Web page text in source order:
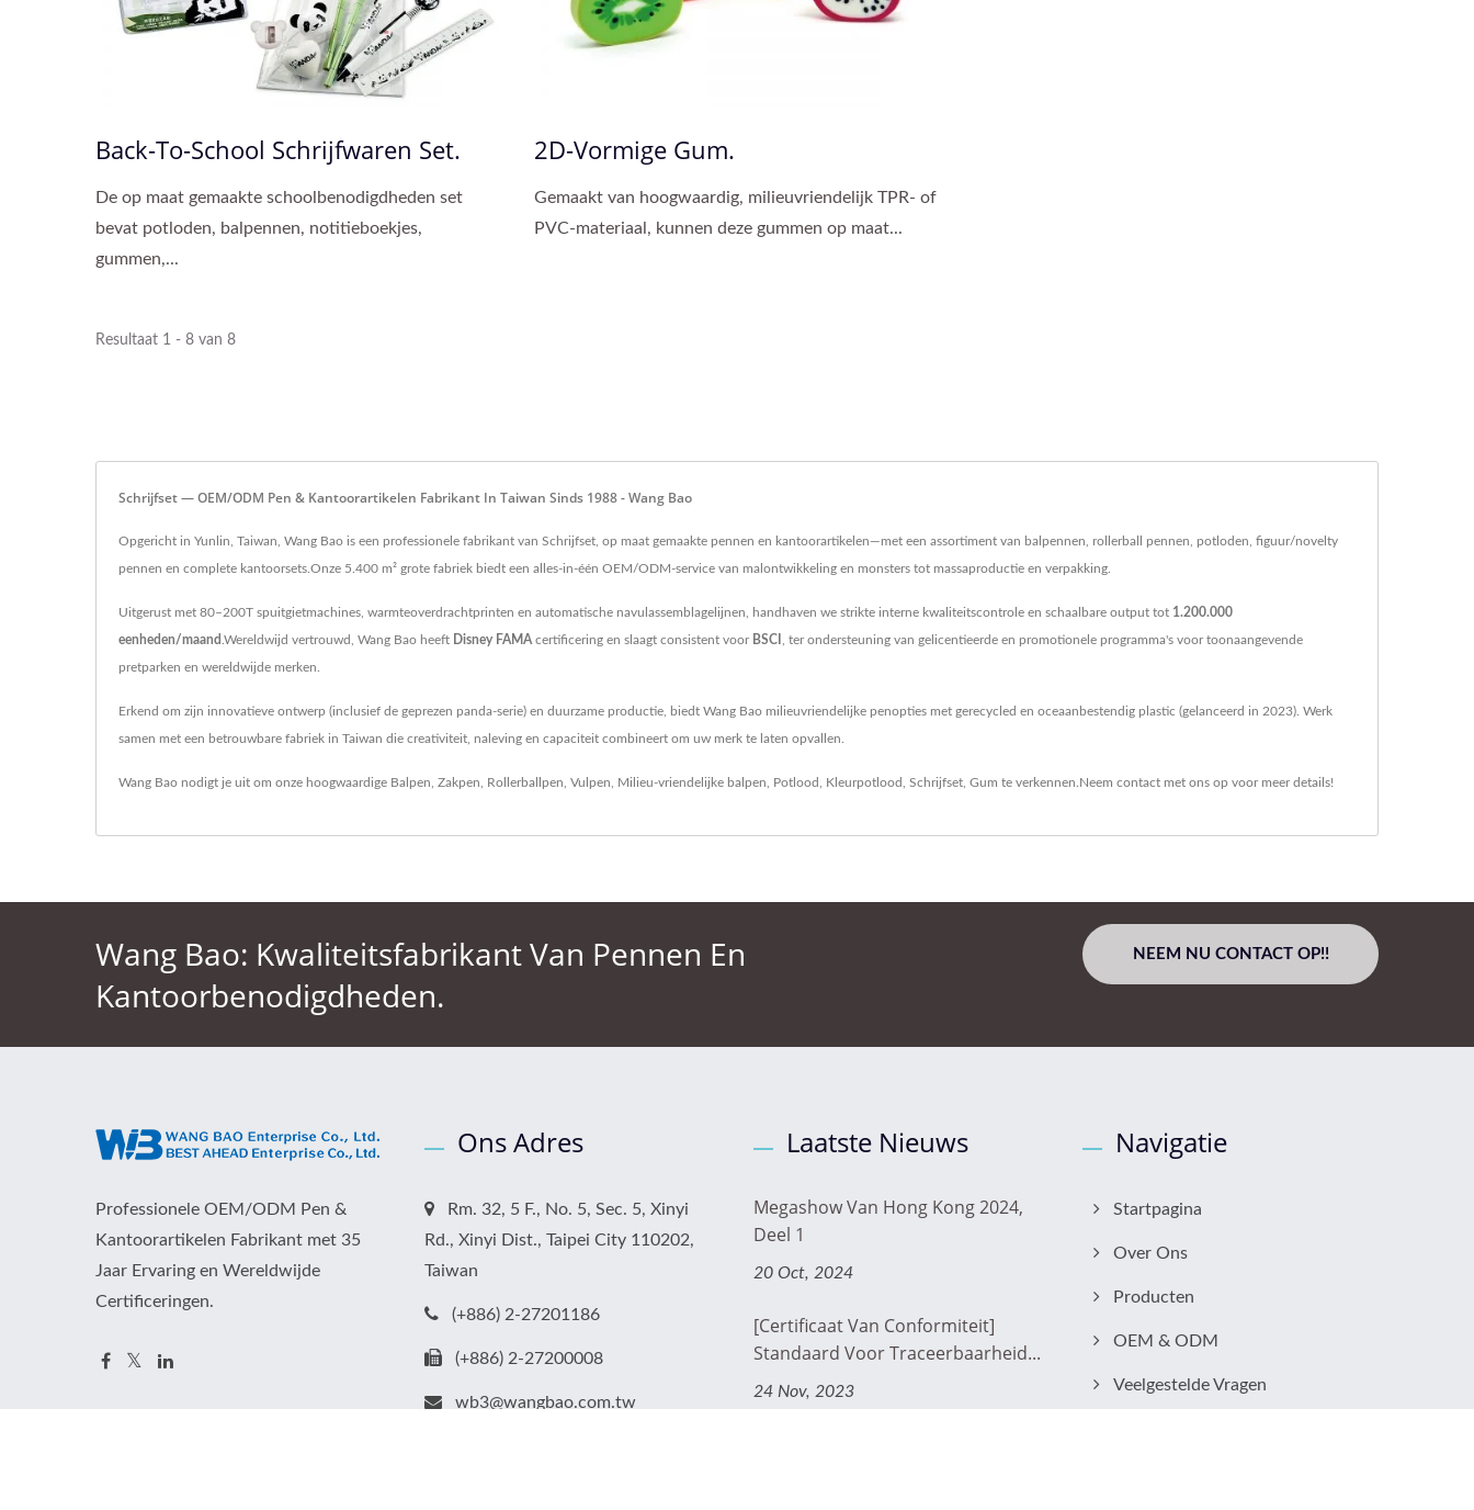
Back-To-School Schrijfwaren Set.
De op maat gemaakte schoolbenodigdheden set
bevat potloden, balpennen, notitieboekjes,
gummen,...
2D-Vormige Gum.
Gemaakt van hoogwaardig, milieuvriendelijk TPR- of
PVC-materiaal, kunnen deze gummen op maat...
Resultaat 1 - 8 van 8
Schrijfset — OEM/ODM Pen & Kantoorartikelen Fabrikant In Taiwan Sinds 1988 - Wang Bao
Opgericht in Yunlin, Taiwan, Wang Bao is een professionele fabrikant van Schrijfset, op maat gemaakte pennen en kantoorartikelen—met een assortiment van balpennen, rollerball pennen, potloden, figuur/novelty
pennen en complete kantoorsets.Onze 5.400 m² grote fabriek biedt een alles-in-één OEM/ODM-service van malontwikkeling en monsters tot massaproductie en verpakking.
Uitgerust met 80–200T spuitgietmachines, warmteoverdrachtprinten en automatische navulassemblagelijnen, handhaven we strikte interne kwaliteitscontrole en schaalbare output tot 1.200.000
eenheden/maand .Wereldwijd vertrouwd, Wang Bao heeft Disney FAMA certificering en slaagt consistent voor BSCI , ter ondersteuning van gelicentieerde en promotionele programma's voor toonaangevende
pretparken en wereldwijde merken.
Erkend om zijn innovatieve ontwerp (inclusief de geprezen panda-serie) en duurzame productie, biedt Wang Bao milieuvriendelijke penopties met gerecycled en oceaanbestendig plastic (gelanceerd in 2023). Werk
samen met een betrouwbare fabriek in Taiwan die creativiteit, naleving en capaciteit combineert om uw merk te laten opvallen.
Wang Bao nodigt je uit om onze hoogwaardige Balpen Zakpen Rollerballpen Vulpen Milieu-vriendelijke balpen Potlood Kleurpotlood Schrijfset Gum te verkennen. Neem contact met ons op voor meer details!
Wang Bao: Kwaliteitsfabrikant Van Pennen En
Kantoorbenodigdheden.
NEEM NU CONTACT OP!!
Professionele OEM/ODM Pen &
Kantoorartikelen Fabrikant met 35
Jaar Ervaring en Wereldwijde
Certificeringen.
Ons Adres
Rm. 32, 5 F., No. 5, Sec. 5, Xinyi
Rd., Xinyi Dist., Taipei City 110202,
Taiwan
(+886) 2-27201186
(+886) 2-27200008
wb3@wangbao.com.tw
Laatste Nieuws
Megashow Van Hong Kong 2024,
Deel 1
20 Oct, 2024
[Certificaat Van Conformiteit]
Standaard Voor Traceerbaarheid...
24 Nov, 2023
Navigatie
Startpagina
Over Ons
Producten
OEM & ODM
Veelgestelde Vragen